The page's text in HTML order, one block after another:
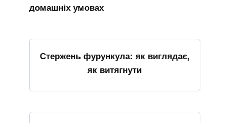
домашніх умовах
Стержень фурункула: як виглядає,
як витягнути